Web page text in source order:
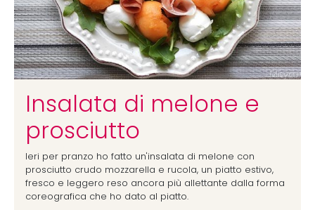
Insalata di melone e
prosciutto
Ieri per pranzo ho fatto un'insalata di melone con
prosciutto crudo mozzarella e rucola, un piatto estivo,
fresco e leggero reso ancora più allettante dalla forma
coreografica che ho dato al piatto.